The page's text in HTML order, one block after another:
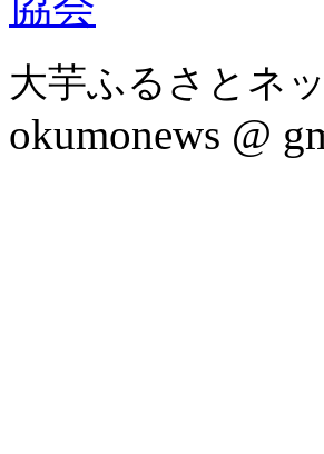
大芋ふるさとネ
okumonews @